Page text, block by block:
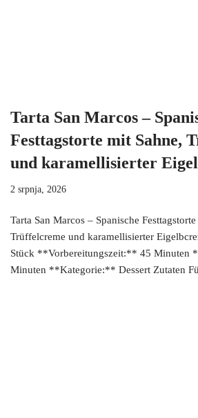
Tarta San Marcos –
Festtagstorte mit Sahne,
und karamellisierter
2 srpnja, 2026
Tarta San Marcos – Spanische
Trüffelcreme und karamellisierter
Stück **Vorbereitungszeit:** 45 Minuten
Minuten **Kategorie:** Dessert Zutaten